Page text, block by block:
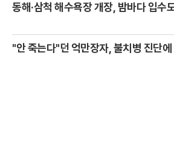
동해·삼척 해수욕장 개장, 밤바다 입수
"안 죽는다"던 억만장자, 불치병 진단에